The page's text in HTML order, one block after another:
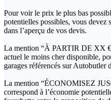
Pour voir le prix le plus bas
potentielles possibles, vous devez
dans l’aperçu de vos devis.
La mention “À PARTIR DE XX
actuel le moins cher disponible,
garages référencés sur Autobutler
La mention “ÉCONOMISEZ
correspond à l’économie